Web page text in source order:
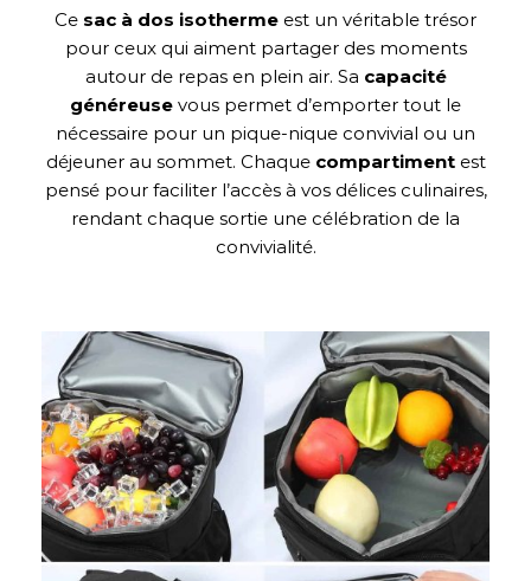
Ce sac à dos isotherme est un véritable trésor
pour ceux qui aiment partager des moments
autour de repas en plein air. Sa capacité
généreuse vous permet d’emporter tout le
nécessaire pour un pique-nique convivial ou un
déjeuner au sommet. Chaque compartimentest
pensé pour faciliter l’accès à vos délices culinaires,
rendant chaque sortie une célébration de la
convivialité.